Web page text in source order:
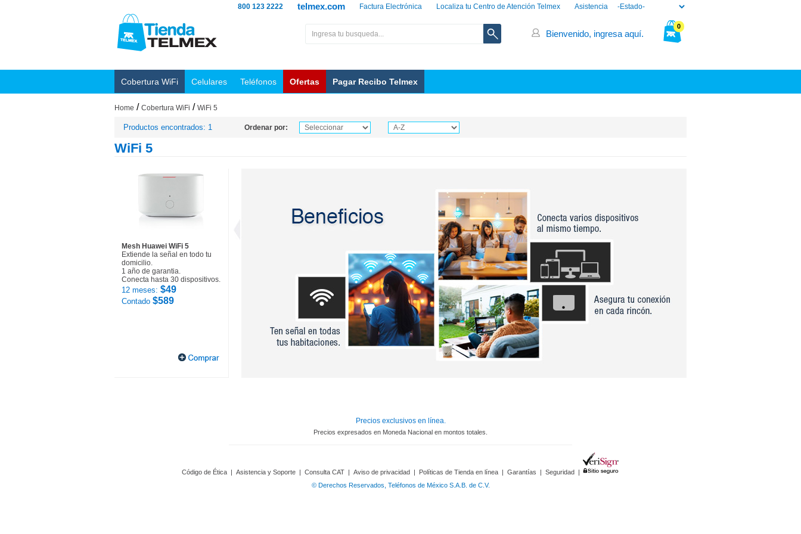
Asistencia
Localiza tu Centro de Atención Telmex
Factura Electrónica
telmex.com
800 123 2222
0
Bienvenido, ingresa aquí.
Cobertura WiFi Celulares Teléfonos Ofertas Pagar Recibo Telmex
Home / Cobertura WiFi / WiFi 5
Productos encontrados: 1 Ordenar por:
WiFi 5
Mesh Huawei WiFi 5
Extiende la señal en todo tu
domicilio.
1 año de garantia.
Conecta hasta 30 dispositivos.
12 meses: $49
Contado $589
Precios exclusivos en línea.
Precios expresados en Moneda Nacional en montos totales.
Código de Ética | Asistencia y Soporte | Consulta CAT | Aviso de privacidad | Políticas de Tienda en línea | Garantías | Seguridad |
© Derechos Reservados, Teléfonos de México S.A.B. de C.V.